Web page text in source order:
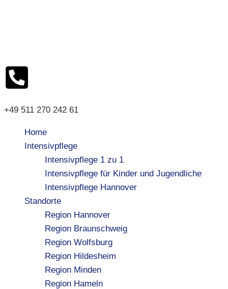
+49 511 270 242 61
Home
Intensivpflege
Intensivpflege 1 zu 1
Intensivpflege für Kinder und Jugendliche
Intensivpflege Hannover
Standorte
Region Hannover
Region Braunschweig
Region Wolfsburg
Region Hildesheim
Region Minden
Region Hameln